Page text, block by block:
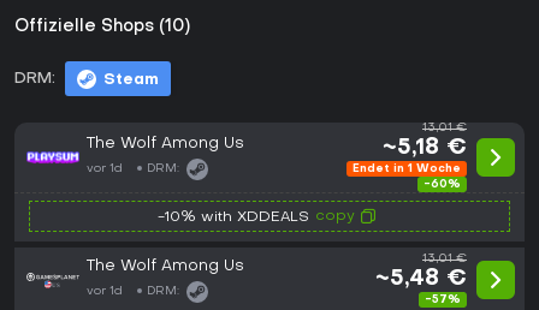
Offizielle Shops (10)
DRM: Steam
The Wolf Among Us
vor 1d DRM:
13,01 €
~5,18 €
Endet in 1 Woche
-60%
-10% with XDDEALS copy
The Wolf Among Us
vor 1d DRM:
13,01 €
~5,48 €
-57%